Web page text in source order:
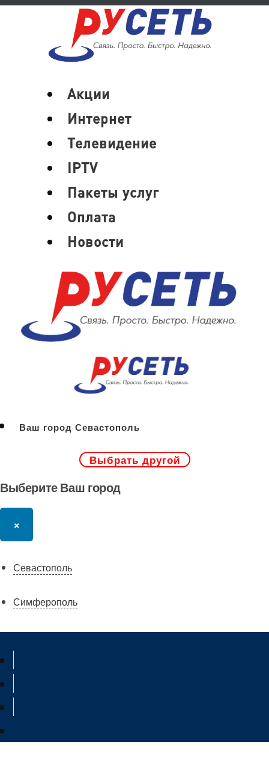
МенюАкции
Интернет
Телевидение
IPTV
Пакеты услуг
Оплата
Новости
Ваш город Севастополь
Выбрать другой
Выберите Ваш город
×
Севастополь
Симферополь